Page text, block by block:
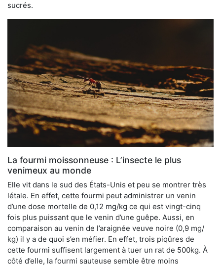
sucrés.
La fourmi moissonneuse : L’insecte le plus
venimeux au monde
Elle vit dans le sud des États-Unis et peu se montrer très
létale. En effet, cette fourmi peut administrer un venin
d’une dose mortelle de 0,12 mg/kg ce qui est vingt-cinq
fois plus puissant que le venin d’une guêpe. Aussi, en
comparaison au venin de l’araignée veuve noire (0,9 mg/
kg) il y a de quoi s’en méfier. En effet, trois piqûres de
cette fourmi suffisent largement à tuer un rat de 500kg. À
côté d’elle, la fourmi sauteuse semble être moins